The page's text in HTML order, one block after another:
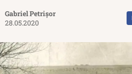
Gabriel Petrișor
28.05.2020